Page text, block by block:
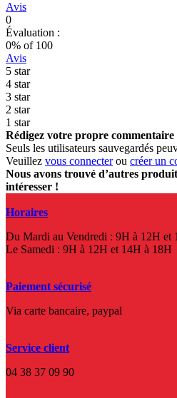
Avis
0
Évaluation :
0% of 100
Avis
5 star
4 star
3 star
2 star
1 star
Rédigez votre propre commentaire
Seuls les utilisateurs sauvegardés
Veuillez vous connecterou créer un
Nous avons trouvé d’autres
intéresser !
Horaires
Du Mardi au Vendredi : 9H à 12H et
Le Samedi : 9H à 12H et 14H à 18H
Paiement sécurisé
Via carte bancaire, paypal
Service client
04 38 37 09 90